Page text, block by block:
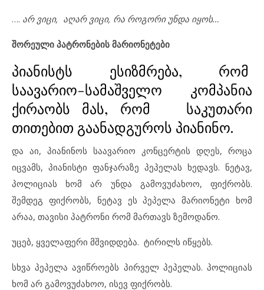
…. არ ვიცი, აღარ ვიცი, რა როგორი უნდა იყოს…
შორეული პატრონების მარიონეტები
პიანისტს ესიზმრება, რომ
საავარიო-სამაშველო კომპანია
ქირაობს მას, რომ საკუთარი
თითებით გაანადგუროს პიანინო.
და აი, პიანინოს საავარიო კონცერტის დღეს, როცა
იცვამს, პიანისტი ფანჯარაზე პეპელას ხედავს. ნეტავ,
პოლიციას ხომ არ უნდა გამოვუძახოო, ფიქრობს.
შემდეგ ფიქრობს, ნეტავ ეს პეპელა მარიონეტი ხომ
არაა, თავისი პატრონი რომ მართავს ზემოდანო.
უცებ, ყველაფერი მშვიდდება. ტირილს იწყებს.
სხვა პეპელა ავიწროებს პირველ პეპელას. პოლიციას
ხომ არ გამოვუძახოო, ისევ ფიქრობს.